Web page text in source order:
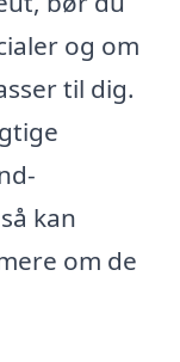
og om
til dig.
kan
om de